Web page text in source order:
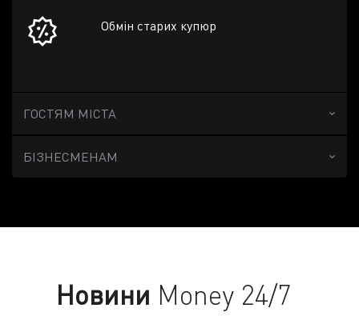
Обмін старих купюр
ГОСТЯМ МІСТА
БІЗНЕСМЕНАМ
Новини Money 24/7